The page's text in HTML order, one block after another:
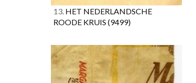
13. HET NEDERLANDSCHE
ROODE KRUIS (9499)